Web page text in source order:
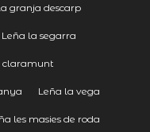
granja descarp
Leña la segarra
claramunt
Leña la vega
les masies de roda